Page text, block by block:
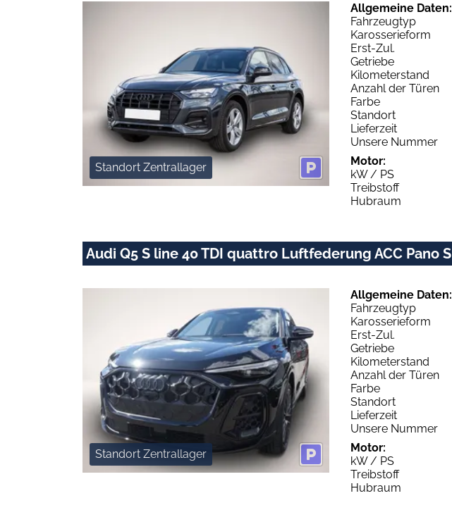
Standort Zentrallager
Allgemeine Daten:
Fahrzeugtyp
Karosserieform
Erst-Zul.
Getriebe
Kilometerstand
Anzahl der Türen
Farbe
Standort
Lieferzeit
Unsere Nummer
Motor:
kW / PS
Treibstoff
Hubraum
Audi Q5 S line 40 TDI quattro Luftfederung ACC Pano S
Standort Zentrallager
Allgemeine Daten:
Fahrzeugtyp
Karosserieform
Erst-Zul.
Getriebe
Kilometerstand
Anzahl der Türen
Farbe
Standort
Lieferzeit
Unsere Nummer
Motor:
kW / PS
Treibstoff
Hubraum